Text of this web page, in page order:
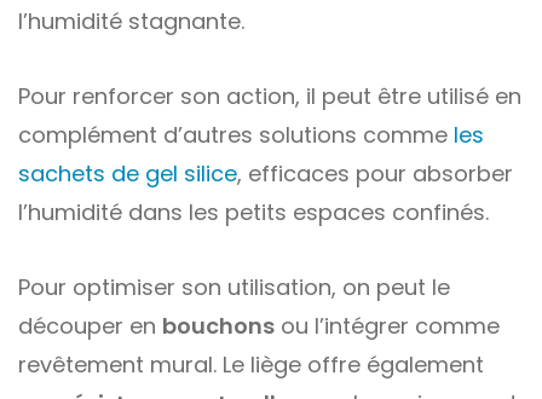
l’humidité stagnante.
Pour renforcer son action, il peut être utilisé en
complément d’autres solutions comme les
sachets de gel silice, efficaces pour absorber
l’humidité dans les petits espaces confinés.
Pour optimiser son utilisation, on peut le
découper en bouchons ou l’intégrer comme
revêtement mural. Le liège offre également